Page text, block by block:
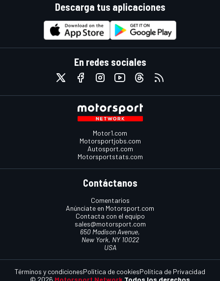
Descarga tus aplicaciones
En redes sociales
Motor1.com
Motorsportjobs.com
Autosport.com
Motorsportstats.com
Contáctanos
Comentarios
Anúnciate en Motorsport.com
Contacta con el equipo
sales@motorsport.com
650 Madison Avenue,
New York, NY 10022
USA
Términos y condicionesPolítica de cookiesPolítica de Privacidad